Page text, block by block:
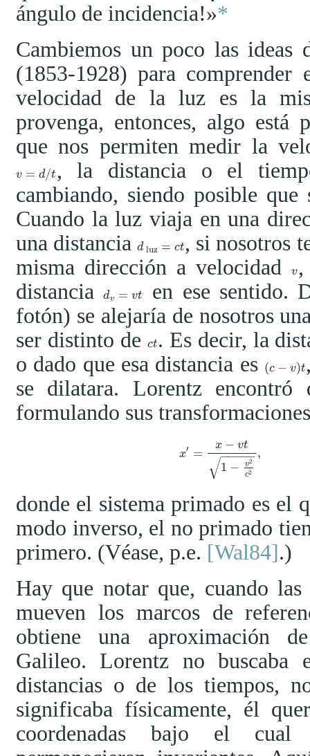
ángulo de incidencia! *
Cambiemos un poco las
(1853-1928) para
velocidad de la luz es la
provenga, entonces, algo está
que nos permiten medir la
v = d/t
v =d t
, la distancia o el
cambiando, siendo posible que
Cuando la luz viaja en una
una distanciad luz = ct
d luz =c t
, si nosotros
misma dirección a velocidadv
v,
distanciadv = vt
dv =v t
en ese sentido.
fotón) se alejaría de nosotros
ser distinto de ct
ct . Es decir, la
o dado que esa distancia es (c − v)t
(c−v )t
se dilatara. Lorentz encontró
formulando sus
x′ =
x − vt
1 − v2
c2
− −
−−−
√
,
x′=x−vt1−v2
donde el sistema primado es el
modo inverso, el no primado
primero. (Véase, p.e. [Wal84].)
Hay que notar que, cuando
mueven los marcos de
obtiene una aproximación
Galileo. Lorentz no buscaba
distancias o de los tiempos,
significaba físicamente, él
coordenadas bajo el